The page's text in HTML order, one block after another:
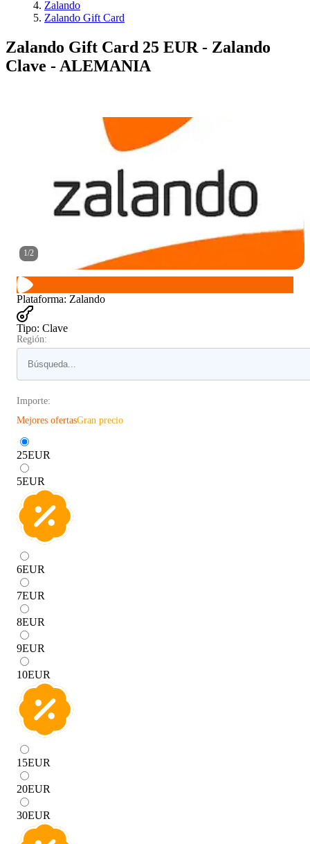
Zalando
Zalando Gift Card
Zalando Gift Card 25 EUR - Zalando
Clave - ALEMANIA
1/2
Plataforma: Zalando
Tipo: Clave
Región:
Importe:
Mejores ofertasGran precio
25EUR
5EUR
6EUR
7EUR
8EUR
9EUR
10EUR
15EUR
20EUR
30EUR